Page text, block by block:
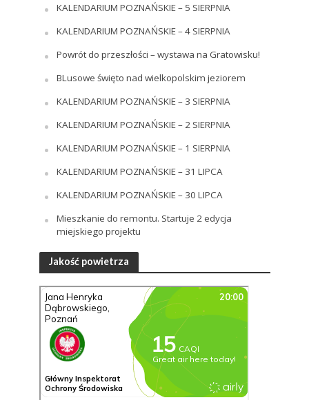
KALENDARIUM POZNAŃSKIE – 5 SIERPNIA
KALENDARIUM POZNAŃSKIE – 4 SIERPNIA
Powrót do przeszłości – wystawa na Gratowisku!
BLusowe święto nad wielkopolskim jeziorem
KALENDARIUM POZNAŃSKIE – 3 SIERPNIA
KALENDARIUM POZNAŃSKIE – 2 SIERPNIA
KALENDARIUM POZNAŃSKIE – 1 SIERPNIA
KALENDARIUM POZNAŃSKIE – 31 LIPCA
KALENDARIUM POZNAŃSKIE – 30 LIPCA
Mieszkanie do remontu. Startuje 2 edycja
miejskiego projektu
Jakość powietrza